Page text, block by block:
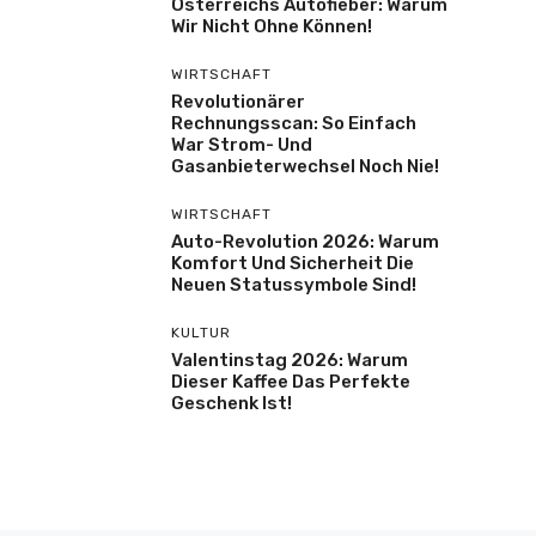
Österreichs Autofieber: Warum
Wir Nicht Ohne Können!
WIRTSCHAFT
Revolutionärer
Rechnungsscan: So Einfach
War Strom- Und
Gasanbieterwechsel Noch Nie!
WIRTSCHAFT
Auto-Revolution 2026: Warum
Komfort Und Sicherheit Die
Neuen Statussymbole Sind!
KULTUR
Valentinstag 2026: Warum
Dieser Kaffee Das Perfekte
Geschenk Ist!